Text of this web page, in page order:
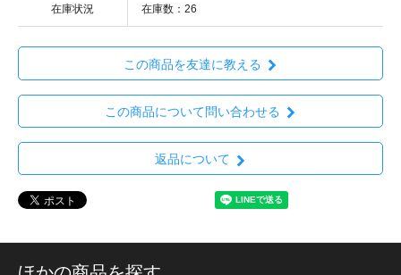
在庫状況 在庫数：26
この商品を友達に教える
この商品について問い合わせる
返品について